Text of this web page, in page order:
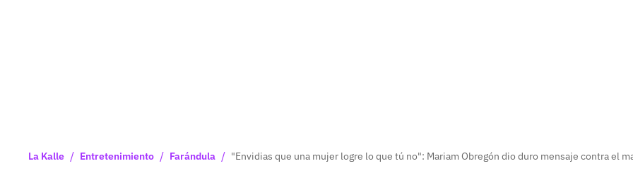
La Kalle / Entretenimiento / Farándula / "Envidias que una mujer logre lo que tú no": Mariam Obregón dio duro mensaje contra el